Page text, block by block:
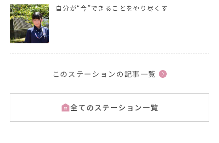
自分が“今”できることをやり尽くす
このステーションの記事一覧
全てのステーション一覧